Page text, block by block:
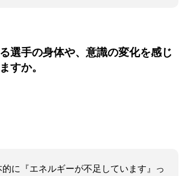
選手の身体や、意識の変化を感じ
すか。
に『エネルギーが不足しています』っ